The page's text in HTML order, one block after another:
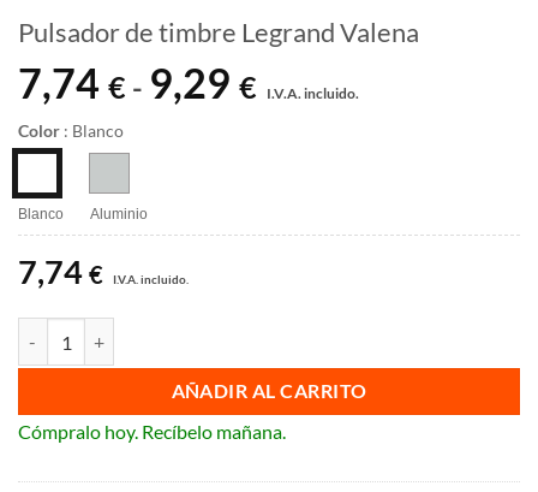
Pulsador de timbre Legrand Valena
7,74 € - 9,29 €
de
I.V.A. incluido.
Color : Blanco
Blanco Aluminio
7,74 € I.V.A. incluido.
AÑADIR AL CARRITO
Cómpralo hoy. Recíbelo mañana.